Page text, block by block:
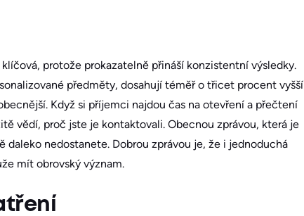
protože prokazatelně přináší konzistentní výsledky.
předměty, dosahují téměř o třicet procent vyšší
Když si příjemci najdou čas na otevření a přečtení
vědí, proč jste je kontaktovali. Obecnou zprávou, která je
daleko nedostanete. Dobrou zprávou je, že i jednoduchá
mít obrovský význam.